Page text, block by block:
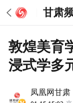
甘肃
敦煌美育
浸式学多
凤凰网甘肃